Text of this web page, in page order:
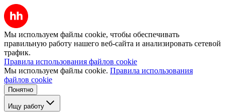
Мы используем файлы cookie, чтобы обеспечивать
правильную работу нашего веб-сайта и анализировать сетевой
трафик.
Правила использования файлов cookie
Мы используем файлы cookie. Правила использования
файлов cookie
Понятно
Ищу работу